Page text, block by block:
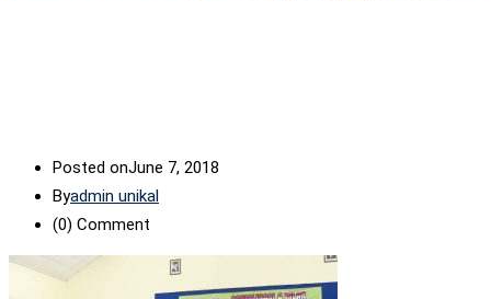
Posted onJune 7, 2018
Byadmin unikal
(0) Comment